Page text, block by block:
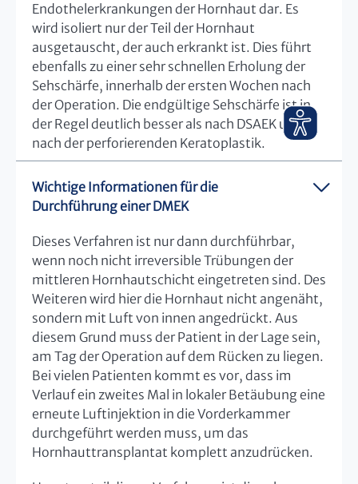
Endothelerkrankungen der Hornhaut dar. Es
wird isoliert nur der Teil der Hornhaut
ausgetauscht, der auch erkrankt ist. Dies führt
ebenfalls zu einer sehr schnellen Erholung der
Sehschärfe, innerhalb der ersten Wochen nach
der Operation. Die endgültige Sehschärfe ist in
der Regel deutlich besser als nach DSAEK und
nach der perforierenden Keratoplastik.
Wichtige Informationen für die
Durchführung einer DMEK
Dieses Verfahren ist nur dann durchführbar,
wenn noch nicht irreversible Trübungen der
mittleren Hornhautschicht eingetreten sind. Des
Weiteren wird hier die Hornhaut nicht angenäht,
sondern mit Luft von innen angedrückt. Aus
diesem Grund muss der Patient in der Lage sein,
am Tag der Operation auf dem Rücken zu liegen.
Bei vielen Patienten kommt es vor, dass im
Verlauf ein zweites Mal in lokaler Betäubung eine
erneute Luftinjektion in die Vorderkammer
durchgeführt werden muss, um das
Hornhauttransplantat komplett anzudrücken.